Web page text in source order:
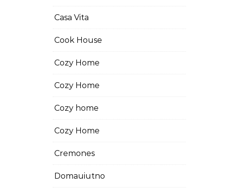
Casa Vita
Cook House
Cozy Home
Cozy Home
Cozy home
Cozy Home
Cremones
Domauiutno